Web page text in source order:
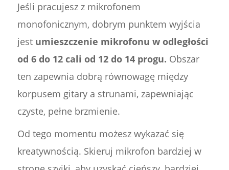
Jeśli pracujesz z mikrofonem
monofonicznym, dobrym punktem wyjścia
jest umieszczenie mikrofonu w odległości
od 6 do 12 cali od 12 do 14 progu. Obszar
ten zapewnia dobrą równowagę między
korpusem gitary a strunami, zapewniając
czyste, pełne brzmienie.
Od tego momentu możesz wykazać się
kreatywnością. Skieruj mikrofon bardziej w